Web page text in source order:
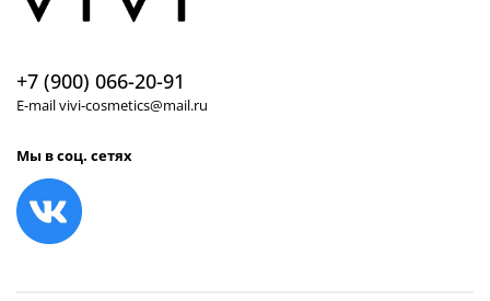
+7 (900) 066-20-91
E-mail vivi-cosmetics@mail.ru
Мы в соц. сетях